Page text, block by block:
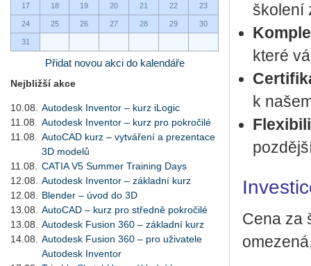
17 18 19 20 21 22 23
24 25 26 27 28 29 30
31
Přidat novou akci do kalendáře
Nejbližší akce
10.08.
Autodesk Inventor – kurz iLogic
11.08.
Autodesk Inventor – kurz pro pokročilé
11.08.
AutoCAD kurz – vytváření a prezentace
3D modelů
11.08.
CATIA V5 Summer Training Days
12.08.
Autodesk Inventor – základní kurz
12.08.
Blender – úvod do 3D
13.08.
AutoCAD – kurz pro středně pokročilé
13.08.
Autodesk Fusion 360 – základní kurz
14.08.
Autodesk Fusion 360 – pro uživatele
Autodesk Inventor
ško­le­ní
které
k
Cena za